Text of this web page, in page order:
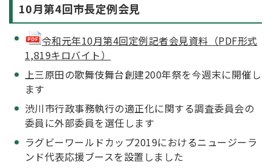
10月第4回市長定例会見
令和元年10月第4回定例記者会見資料（PDF形式
1,819キロバイト）
上三原田の歌舞伎舞台創建200年祭を今週末に開催し
ます
渋川市行政事務執行の適正化に関する調査委員会の
委員に外部委員を選任します
ラグビーワールドカップ2019におけるニュージーラ
ンド代表応援ブースを設置しました